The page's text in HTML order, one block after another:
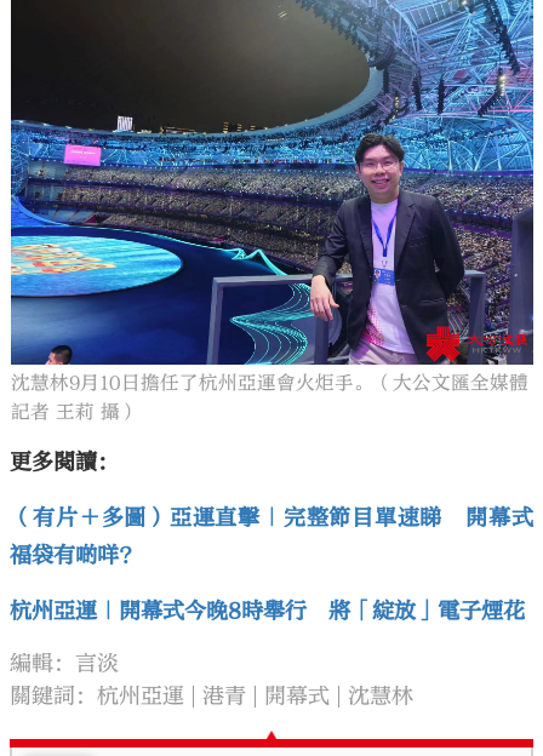
沈慧林9月10日擔任了杭州亞運會火炬手。（大公文匯全媒體
記者 王莉 攝）
更多閱讀：
（有片＋多圖）亞運直擊｜完整節目單速睇 開幕式
福袋有啲咩？
杭州亞運｜開幕式今晚8時舉行 將「綻放」電子煙花
編輯：言淡
關鍵詞：杭州亞運 港青 開幕式 沈慧林